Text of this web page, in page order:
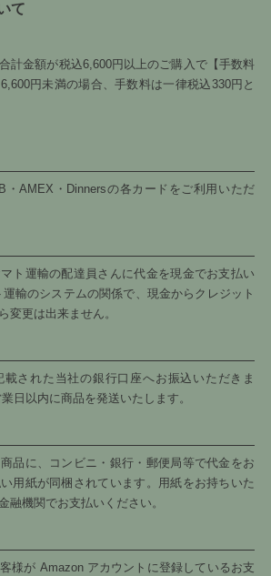
て
計金額が税込6,600円以上のご購入で【手数料
円未満の場合、手数料は一律税込330円と
・AMEX・Dinnersの各カードをご利用いただ
ト運輸の配達員さんに代金を現金でお支払い
輸のシステムの関係で、現金からクレジット
変更は出来ません。
された当社の銀行口座へお振込いただきま
日以内に商品を発送いたします。
品に、コンビニ・銀行・郵便局等で代金をお
用紙が同梱されています。用紙をお持ちいた
融機関でお支払いください。
様が Amazon アカウントに登録しているお支